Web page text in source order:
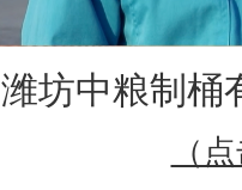
潍坊中粮制桶
（